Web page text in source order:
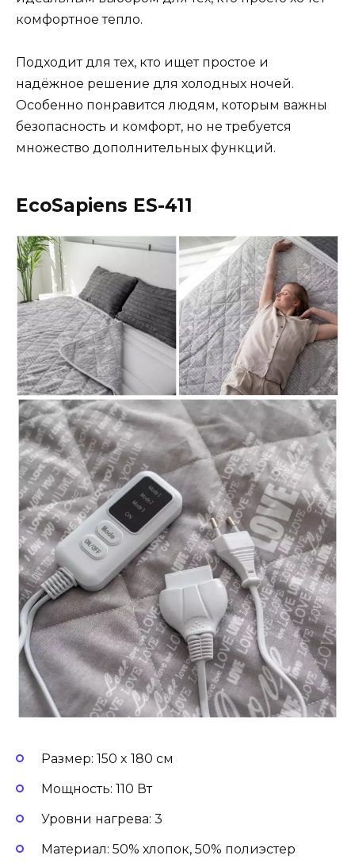
комфортное тепло.
Подходит для тех, кто ищет простое и
надёжное решение для холодных ночей.
Особенно понравится людям, которым важны
безопасность и комфорт, но не требуется
множество дополнительных функций.
EcoSapiens ES-411
Размер: 150 x 180 см
Мощность: 110 Вт
Уровни нагрева: 3
Материал: 50% хлопок, 50% полиэстер